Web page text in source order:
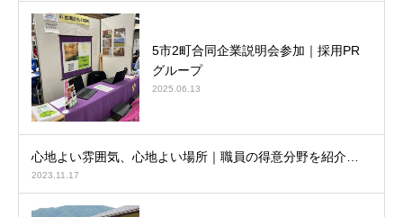
5市2町合同企業説明会参加｜採用PR
グループ
2025.06.13
心地よい雰囲気、心地よい場所｜職員の得意分野を紹介…
2023.11.17